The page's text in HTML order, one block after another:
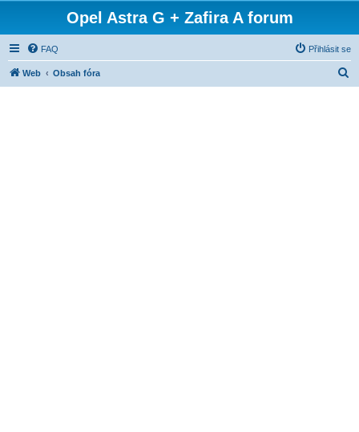
Opel Astra G + Zafira A forum
FAQ Přihlásit se
Web Obsah fóra